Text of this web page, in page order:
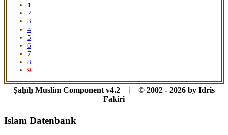
1
2
3
4
5
6
7
8
9
Ṣaḥīḥ Muslim Component v4.2 | © 2002 - 2026 by Idris
Fakiri
Islam Datenbank